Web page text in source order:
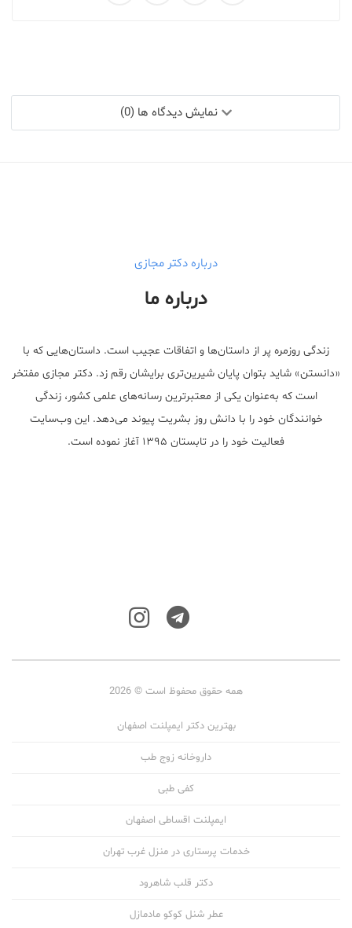
نمایش دیدگاه ها (0)
درباره دکتر مجازی
درباره ما
زندگی روزمره پر از داستان‌ها و اتفاقات عجیب است. داستان‌هایی که با
«دانستن» شاید بتوان پایان شیرین‌تری برایشان رقم زد. دکتر مجازی مفتخر
است که به‌عنوان یکی از معتبر‌ترین رسانه‌های علمی کشور، زندگی
خوانندگان خود را با دانش روز بشریت پیوند می‌دهد. این وب‌سایت
فعالیت خود را در تابستان ۱۳۹۵ آغاز نموده است.
همه حقوق محفوظ است © 2026
بهترین دکتر ایمپلنت اصفهان
داروخانه زوج طب
کفی طبی
ایمپلنت اقساطی اصفهان
خدمات پرستاری در منزل غرب تهران
دکتر قلب شاهرود
عطر شنل کوکو مادمازل